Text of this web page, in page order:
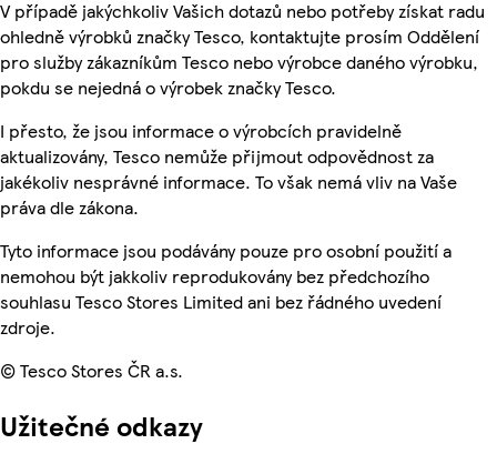
V případě jakýchkoliv Vašich dotazů nebo potřeby získat radu
ohledně výrobků značky Tesco, kontaktujte prosím Oddělení
pro služby zákazníkům Tesco nebo výrobce daného výrobku,
pokdu se nejedná o výrobek značky Tesco.
I přesto, že jsou informace o výrobcích pravidelně
aktualizovány, Tesco nemůže přijmout odpovědnost za
jakékoliv nesprávné informace. To však nemá vliv na Vaše
práva dle zákona.
Tyto informace jsou podávány pouze pro osobní použití a
nemohou být jakkoliv reprodukovány bez předchozího
souhlasu Tesco Stores Limited ani bez řádného uvedení
zdroje.
© Tesco Stores ČR a.s.
Užitečné odkazy